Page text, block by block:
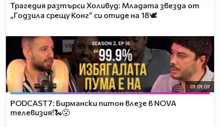
Трагедия разтърси Холивуд: Младата звезда от
„Годзила срещу Конг“ си отиде на 18🕊️
01:01:07
PODCAST7: Бирмански питон влезе в NOVA
телевизия!🐍😮